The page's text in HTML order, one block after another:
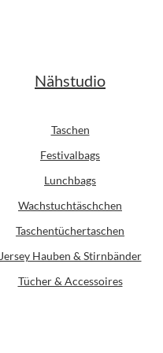
Nähstudio
Taschen
Festivalbags
Lunchbags
Wachstuchtäschchen
Taschentüchertaschen
Jersey Hauben & Stirnbänder
Tücher & Accessoires